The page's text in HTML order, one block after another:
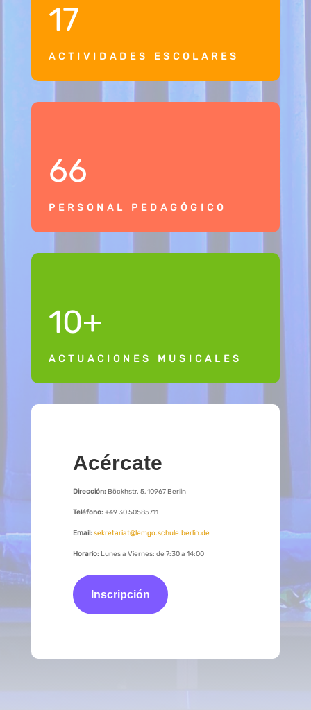
17
ACTIVIDADES ESCOLARES
66
PERSONAL PEDAGÓGICO
10+
ACTUACIONES MUSICALES
Acércate
Dirección: Böckhstr. 5, 10967 Berlin
Teléfono:+49 30 50585711
Email:sekretariat@lemgo.schule.berlin.de
Horario:Lunes a Viernes: de 7:30 a 14:00
Inscripción